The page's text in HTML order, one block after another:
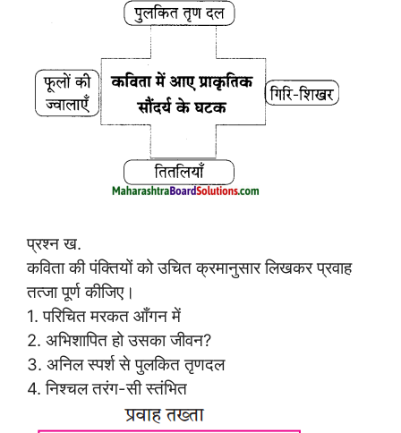
प्रश्न ख.
कविता की पंक्तियों को उचित क्रमानुसार लिखकर प्रवाह
तत्जा पूर्ण कीजिए।
1. परिचित मरकत आँगन में
2. अभिशापित हो उसका जीवन?
3. अनिल स्पर्श से पुलकित तृणदल
4. निश्चल तरंग-सी स्तंभित